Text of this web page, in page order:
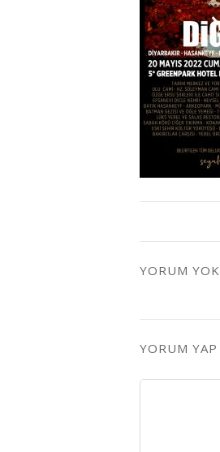
YORUM YOK
YORUM YAP